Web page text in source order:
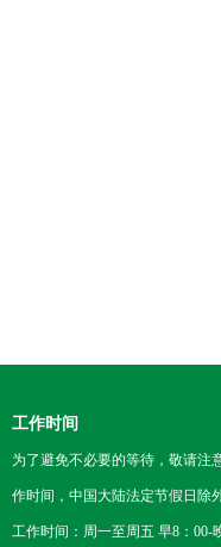
工作时间
为了避免不必要的等待，敬请注
作时间，中国大陆法定节假日除外
工作时间：周一至周五 早8：00-